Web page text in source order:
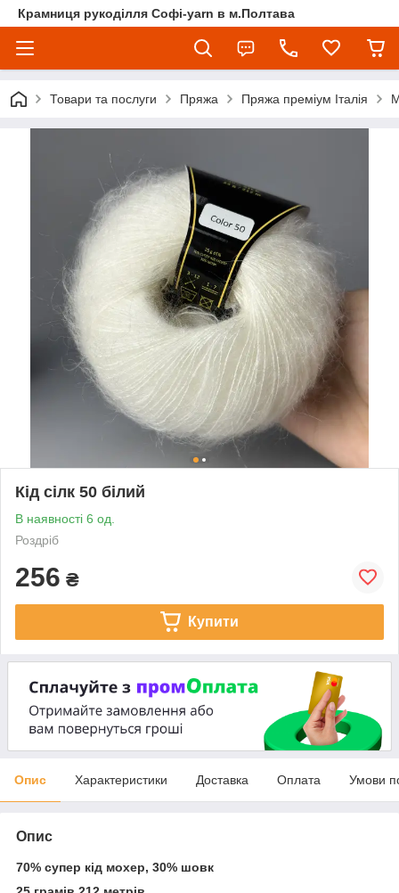
Крамниця рукоділля Софі-yarn в м.Полтава
Товари та послуги Пряжа Пряжа преміум Італія
Кід сілк 50 білий
В наявності 6 од.
Роздріб
256 ₴
Купити
Опис Характеристики Доставка Оплата Умови
Опис
70% супер кід мохер, 30% шовк